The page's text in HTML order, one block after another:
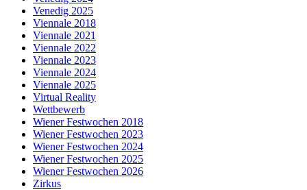
Venedig 2025
Viennale 2018
Viennale 2021
Viennale 2022
Viennale 2023
Viennale 2024
Viennale 2025
Virtual Reality
Wettbewerb
Wiener Festwochen 2018
Wiener Festwochen 2023
Wiener Festwochen 2024
Wiener Festwochen 2025
Wiener Festwochen 2026
Zirkus